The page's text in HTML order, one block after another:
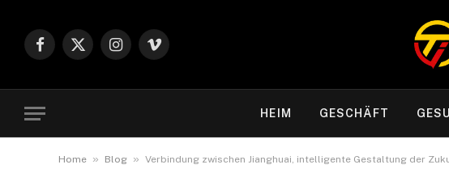
Facebook
X
Instagram
Vimeo
HEIM GESCHÄFT
Home » Blog » Verbindung zwischen Jianghuai, intelligente Gestaltung der